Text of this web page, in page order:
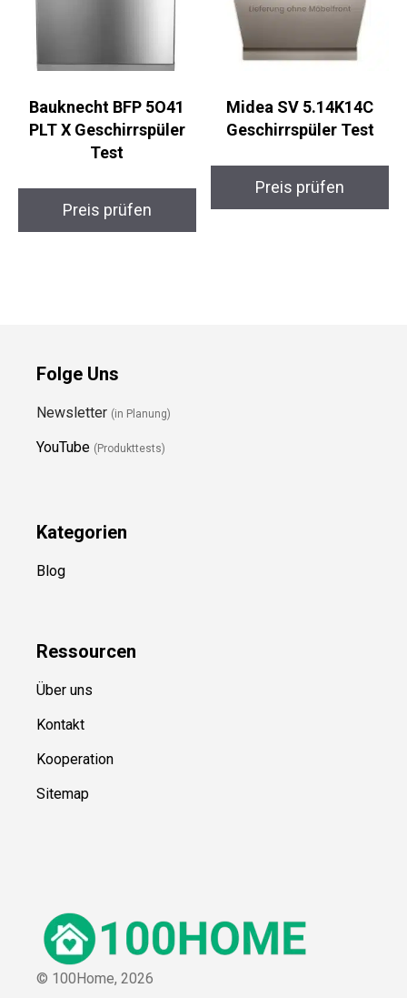
Bauknecht BFP 5O41
PLT X Geschirrspüler
Test
Preis prüfen
Midea SV 5.14K14C
Geschirrspüler Test
Preis prüfen
Folge Uns
Newsletter (in Planung)
YouTube (Produkttests)
Kategorien
Blog
Ressourcen
Über uns
Kontakt
Kooperation
Sitemap
© 100Home, 2026